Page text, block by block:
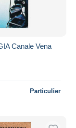
Canale Vena
Particulier